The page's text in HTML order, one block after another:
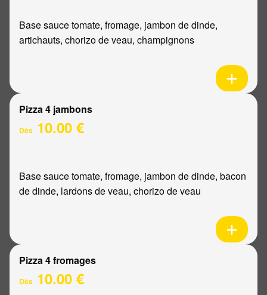
Base sauce tomate, fromage, jambon de dinde,
artichauts, chorizo de veau, champignons
Pizza 4 jambons
Dès 10.00 €
Base sauce tomate, fromage, jambon de dinde, bacon
de dinde, lardons de veau, chorizo de veau
Pizza 4 fromages
Dès 10.00 €